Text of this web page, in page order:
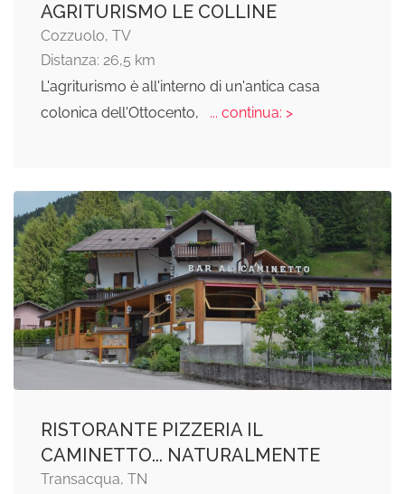
AGRITURISMO LE COLLINE
Cozzuolo, TV
Distanza: 26,5 km
L'agriturismo è all'interno di un'antica casa
colonica dell'Ottocento,
... continua: >
RISTORANTE PIZZERIA IL
CAMINETTO... NATURALMENTE
Transacqua, TN